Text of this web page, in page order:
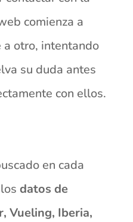
comienza a
a otro, intentando
su duda antes
con ellos.
en cada
datos de
Vueling, Iberia,